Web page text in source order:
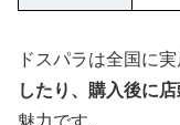
ドスパラは全国に
したり、購入後に